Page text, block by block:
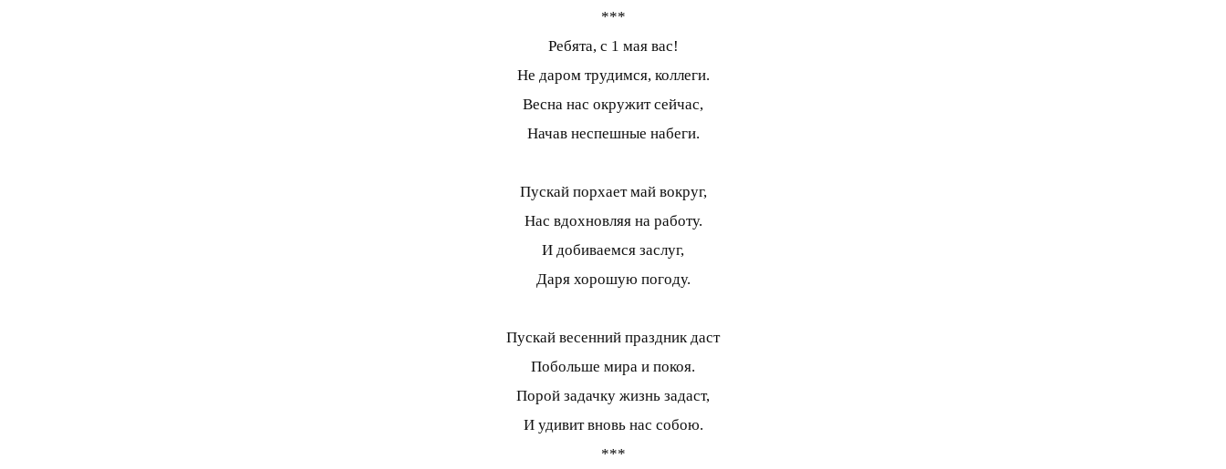
***
Ребята, с 1 мая вас!
Не даром трудимся, коллеги.
Весна нас окружит сейчас,
Начав неспешные набеги.
Пускай порхает май вокруг,
Нас вдохновляя на работу.
И добиваемся заслуг,
Даря хорошую погоду.
Пускай весенний праздник даст
Побольше мира и покоя.
Порой задачку жизнь задаст,
И удивит вновь нас собою.
***